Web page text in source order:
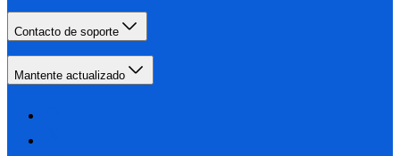
Contacto de soporte
Mantente actualizado